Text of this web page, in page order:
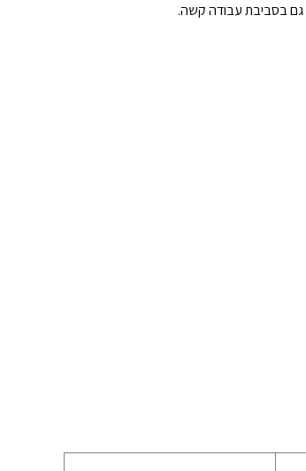
גם בסביבת עבודה קשה.